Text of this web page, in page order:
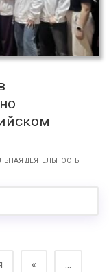
ДЕЯТЕЛЬНОСТЬ
« ...